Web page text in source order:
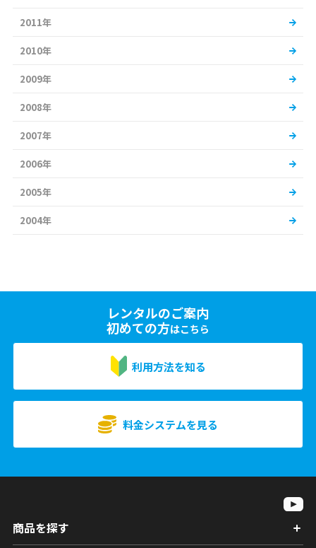
2011年
2010年
2009年
2008年
2007年
2006年
2005年
2004年
レンタルのご案内
初めての方はこちら
利用方法を知る
料金システムを見る
商品を探す